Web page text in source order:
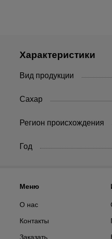
Характеристики
Вид продукции
Сахар
Регион происхождения
Год
Меню
О нас
Контакты
Заказать